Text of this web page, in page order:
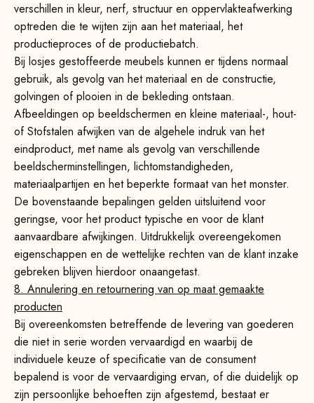
verschillen in kleur, nerf, structuur en oppervlakteafwerking
optreden die te wijten zijn aan het materiaal, het
productieproces of de productiebatch.
Bij losjes gestoffeerde meubels kunnen er tijdens normaal
gebruik, als gevolg van het materiaal en de constructie,
golvingen of plooien in de bekleding ontstaan.
Afbeeldingen op beeldschermen en kleine materiaal-, hout-
of Stofstalen afwijken van de algehele indruk van het
eindproduct, met name als gevolg van verschillende
beeldscherminstellingen, lichtomstandigheden,
materiaalpartijen en het beperkte formaat van het monster.
De bovenstaande bepalingen gelden uitsluitend voor
geringse, voor het product typische en voor de klant
aanvaardbare afwijkingen. Uitdrukkelijk overeengekomen
eigenschappen en de wettelijke rechten van de klant inzake
gebreken blijven hierdoor onaangetast.
8. Annulering en retournering van op maat gemaakte
producten
Bij overeenkomsten betreffende de levering van goederen
die niet in serie worden vervaardigd en waarbij de
individuele keuze of specificatie van de consument
bepalend is voor de vervaardiging ervan, of die duidelijk op
zijn persoonlijke behoeften zijn afgestemd, bestaat er